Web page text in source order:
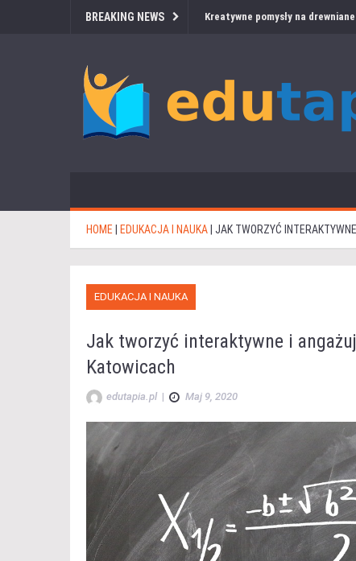
BREAKING NEWS Kreatywne pomysły na
HOME EDUKACJA I NAUKA JAK TWORZYĆ
EDUKACJA I NAUKA
Jak tworzyć interaktywne i
Katowicach
edutapia.pl | Maj 9, 2020